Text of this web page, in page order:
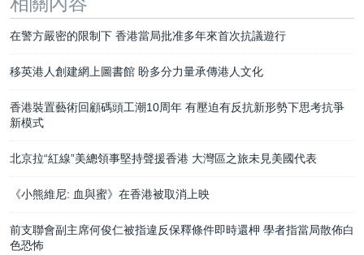
在警方嚴密的限制下 香港當局批准多年來首次抗議遊行
移英港人創建網上圖書館 盼多分力量承傳港人文化
香港裝置藝術回顧碼頭工潮10周年 有壓迫有反抗新形勢下思考抗爭
新模式
北京拉“紅線”美總領事堅持聲援香港 大灣區之旅未見美國代表
《小熊維尼: 血與蜜》在香港被取消上映
前支聯會副主席何俊仁被指違反保釋條件即時還柙 學者指當局散佈白
色恐怖